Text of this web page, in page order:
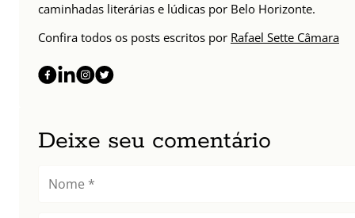
caminhadas literárias e lúdicas por Belo Horizonte.
Confira todos os posts escritos por Rafael Sette Câmara
Deixe seu comentário